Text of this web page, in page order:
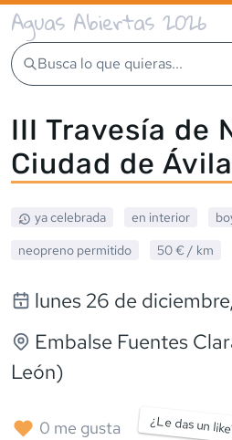
Aguas Abiertas 2026
Busca lo que quieras...
III Travesía de
Ciudad de Ávila
ya celebrada en interior
neopreno permitido 50 € / km
lunes 26 de
Embalse Fuentes
León)
0 me gusta ¿Le das un